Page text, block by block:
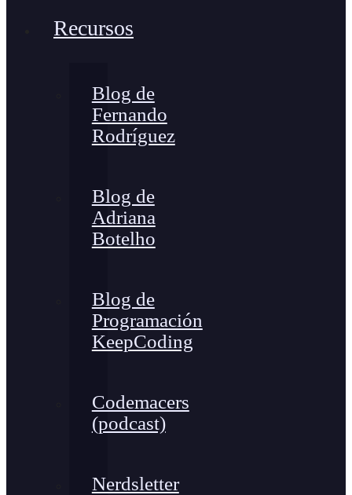
Recursos
Blog de
Fernando
Rodríguez
Blog de
Adriana
Botelho
Blog de
Programación
KeepCoding
Codemacers
(podcast)
Nerdsletter